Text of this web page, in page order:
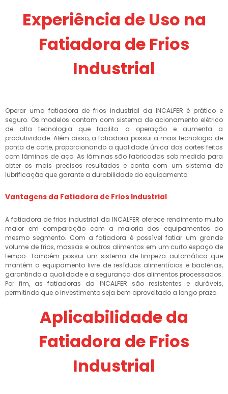
Experiência de Uso na
Fatiadora de Frios
Industrial
Operar uma fatiadora de frios industrial da INCALFER é prático e
seguro. Os modelos contam com sistema de acionamento elétrico
de alta tecnologia que facilita a operação e aumenta a
produtividade. Além disso, a fatiadora possui a mais tecnologia de
ponta de corte, proporcionando a qualidade única dos cortes feitos
com lâminas de aço. As lâminas são fabricadas sob medida para
obter os mais precisos resultados e conta com um sistema de
lubrificação que garante a durabilidade do equipamento.
Vantagens da Fatiadora de Frios Industrial
A fatiadora de frios industrial da INCALFER oferece rendimento muito
maior em comparação com a maioria dos equipamentos do
mesmo segmento. Com a fatiadora é possível fatiar um grande
volume de frios, massas e outros alimentos em um curto espaço de
tempo. Também possui um sistema de limpeza automática que
mantém o equipamento livre de resíduos alimentícios e bactérias,
garantindo a qualidade e a segurança dos alimentos processados.
Por fim, as fatiadoras da INCALFER são resistentes e duráveis,
permitindo que o investimento seja bem aproveitado a longo prazo.
Aplicabilidade da
Fatiadora de Frios
Industrial